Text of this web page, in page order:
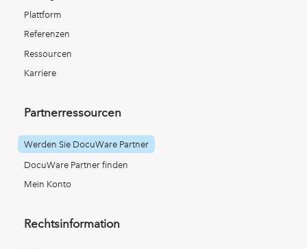
Plattform
Referenzen
Ressourcen
Karriere
Partnerressourcen
Werden Sie DocuWare Partner
DocuWare Partner finden
Mein Konto
Rechtsinformation